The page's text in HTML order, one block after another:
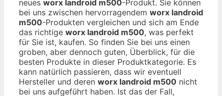
neues worx landroid m500-Produkt. Sie können
bei uns zwischen hervorragendem worx landroid
m500-Produkten vergleichen und sich am Ende
das richtige worx landroid m500, was perfekt
für Sie ist, kaufen. So finden Sie bei uns einen
groben, aber dennoch guten, Überblick, für die
besten Produkte in dieser Produktkategorie. Es
kann natürlich passieren, dass wir eventuell
Hersteller und deren worx landroid m500 nicht
bei uns aufgeführt haben. Ist das der Fall,